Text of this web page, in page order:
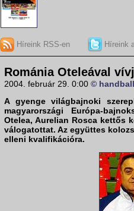
Híreink RSS-en Híreink
Románia Oteleával
2004. február 29. 0:00 ©
A gyenge világbajnoki
magyarországi Európa-
Otelea, Aurelian Rosca kettős
válogatottat. Az együttes
elleni kvalifikációra.